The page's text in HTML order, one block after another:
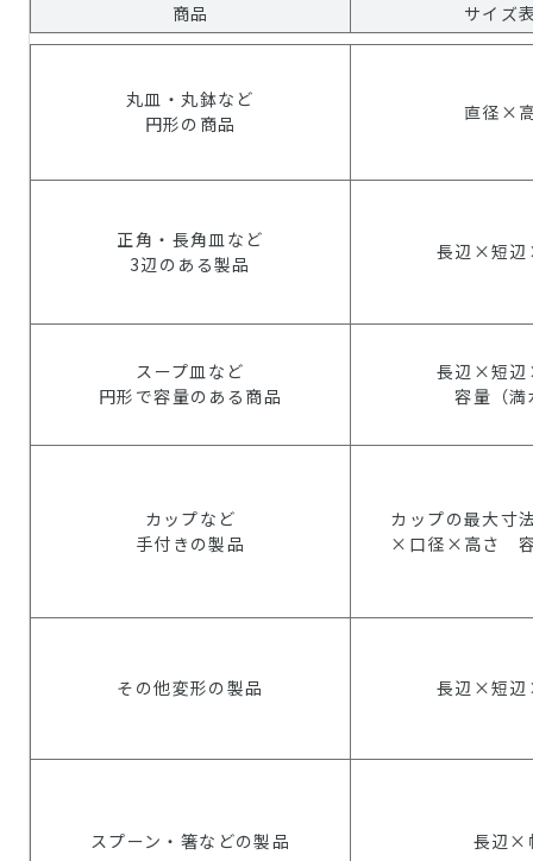
商品 サイズ
丸皿・丸鉢など
円形の商品
直径×
正角・長角皿など
3辺のある製品
長辺×短
スープ皿など
円形で容量のある商品
長辺×短
容量（満
カップなど
手付きの製品
カップの最大寸
×口径×高さ 容
その他変形の製品 長辺×短
スプーン・箸などの製品 長辺×